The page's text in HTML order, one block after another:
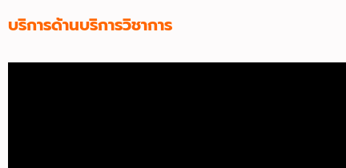
บริการด้านบริการวิชาการ